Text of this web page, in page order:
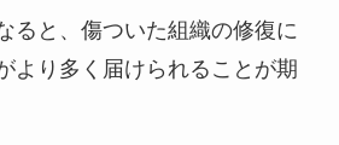
ると、傷ついた組織の修復に
より多く届けられることが期